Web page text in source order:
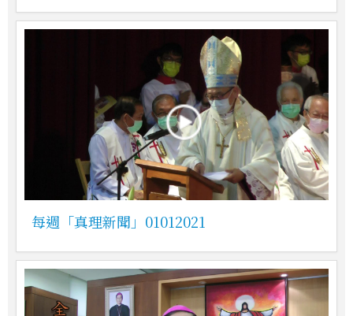
每週「真理新聞」01012021